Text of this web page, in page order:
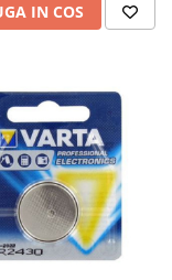
IN COS